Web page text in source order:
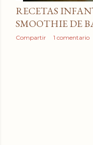
RECETAS
SMOOTHIE DE
Compartir 1 comentario